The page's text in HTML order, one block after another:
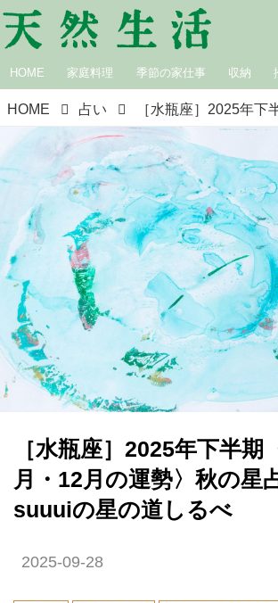
HOME 家庭料理 季節の家仕事 収納
HOME 占い
［水瓶座］2025年下半期
月・12月の運勢〉秋の星
suuuiの星の道しるべ
2025-09-28